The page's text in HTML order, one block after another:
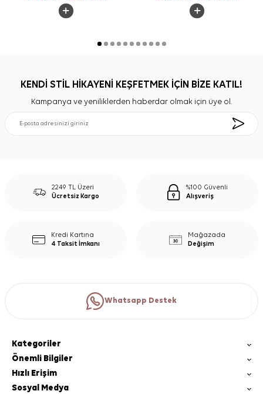
KENDİ STİL HİKAYENİ KEŞFETMEK İÇİN BİZE KATIL!
Kampanya ve yeniliklerden haberdar olmak için üye ol.
2249 TL Üzeri
Ücretsiz Kargo
%100 Güvenli
Alışveriş
Kredi Kartına
4 Taksit İmkanı
Mağazada
Değişim
Whatsapp Destek
Kategoriler
Önemli Bilgiler
Hızlı Erişim
Sosyal Medya